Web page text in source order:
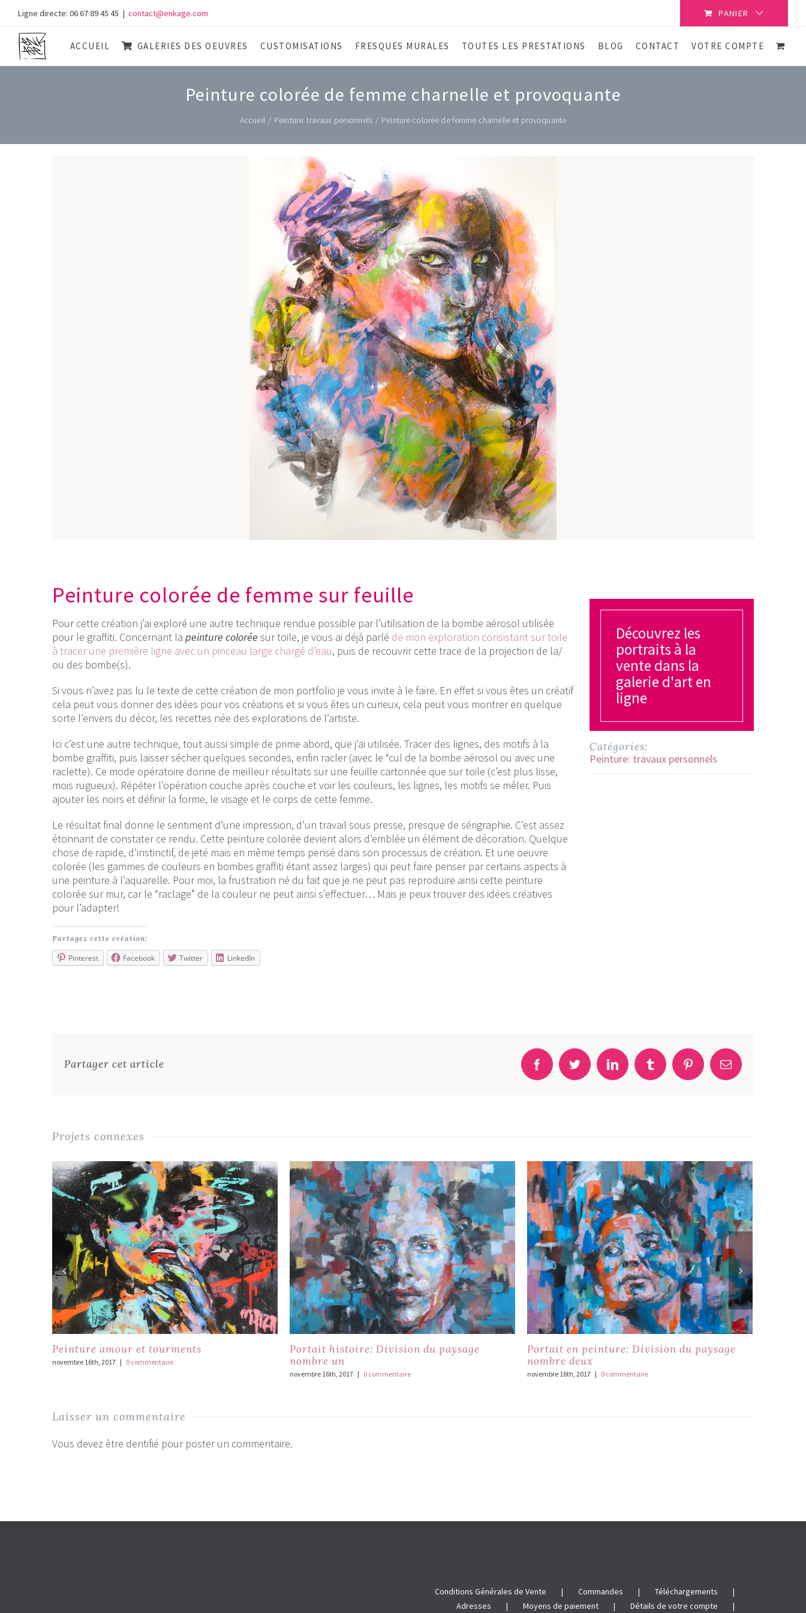
content
Ligne directe: 06 67 89 45 45 | contact@enkage.com PANIER
ACCUEIL GALERIES DES OEUVRES CUSTOMISATIONS FRESQUES MURALES TOUTES LES PRESTATIONS BLOG CONTACT VOTRE COMPTE
Peinture colorée de femme charnelle et provoquante
Accueil / Peinture: travaux personnels / Peinture colorée de femme charnelle et provoquante
Peinture colorée de femme sur feuille
Pour cette création j’ai exploré une autre technique rendue possible par l’utilisation de la bombe aérosol utilisée
pour le graffiti. Concernant la peinture colorée sur toile, je vous ai déjà parlé de mon exploration consistant sur toile
à tracer une première ligne avec un pinceau large chargé d’eau, puis de recouvrir cette trace de la projection de la/
ou des bombe(s).
Si vous n’avez pas lu le texte de cette création de mon portfolio je vous invite à le faire. En effet si vous êtes un créatif
cela peut vous donner des idées pour vos créations et si vous êtes un curieux, cela peut vous montrer en quelque
sorte l’envers du décor, les recettes née des explorations de l’artiste.
Ici c’est une autre technique, tout aussi simple de prime abord, que j’ai utilisée. Tracer des lignes, des motifs à la
bombe graffiti, puis laisser sécher quelques secondes, enfin racler (avec le “cul de la bombe aérosol ou avec une
raclette). Ce mode opératoire donne de meilleur résultats sur une feuille cartonnée que sur toile (c’est plus lisse,
mois rugueux). Répéter l’opération couche après couche et voir les couleurs, les lignes, les motifs se mêler. Puis
ajouter les noirs et définir la forme, le visage et le corps de cette femme.
Le résultat final donne le sentiment d’une impression, d’un travail sous presse, presque de sérigraphie. C’est assez
étonnant de constater ce rendu. Cette peinture colorée devient alors d’emblée un élément de décoration. Quelque
chose de rapide, d’instinctif, de jeté mais en même temps pensé dans son processus de création. Et une oeuvre
colorée (les gammes de couleurs en bombes graffiti étant assez larges) qui peut faire penser par certains aspects à
une peinture à l’aquarelle. Pour moi, la frustration né du fait que je ne peut pas reproduire ainsi cette peinture
colorée sur mur, car le “raclage” de la couleur ne peut ainsi s’effectuer… Mais je peux trouver des idées créatives
pour l’adapter!
Partagez cette création:
Pinterest Facebook Twitter LinkedIn
Découvrez les
portraits à la
vente dans la
galerie d'art en
ligne
Catégories:
Peinture: travaux personnels
Partager cet article FacebookTwitter LinkedIn Tumblr PinterestEmail
Projets connexes
Peinture amour et tourments
novembre 16th, 2017 | 0 commentaire
Portait histoire: Division du paysage
nombre un
novembre 16th, 2017 | 0 commentaire
Portait en peinture: Division du paysage
nombre deux
novembre 16th, 2017 | 0 commentaire
Laisser un commentaire
Vous devez être dentifié pour poster un commentaire.
Conditions Générales de Vente Commandes
Téléchargements
Adresses
Moyens de paiement Détails de votre compte